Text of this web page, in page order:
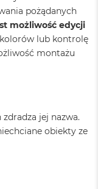
pożądanych
możliwość edycji
lub kontrolę
montażu
jej nazwa.
obiekty ze